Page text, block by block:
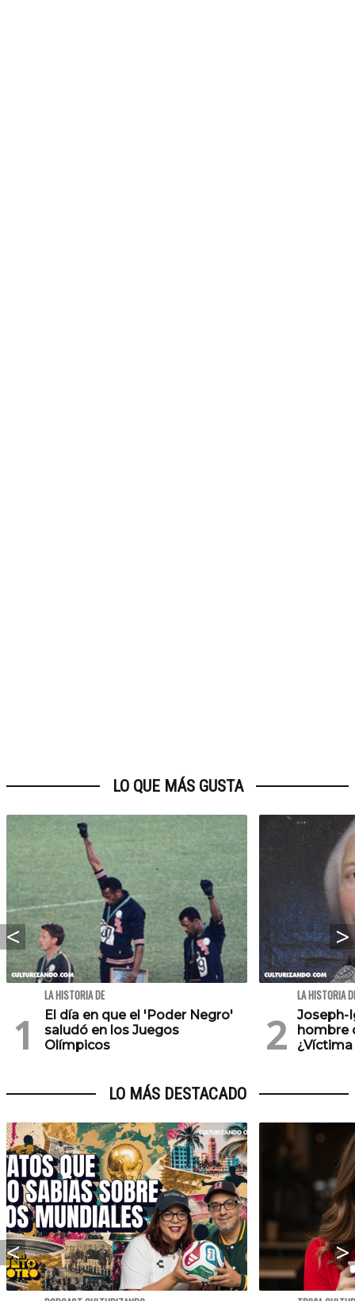
LO QUE MÁS GUSTA
LA HISTORIA DE
El día en que el 'Poder Negro'
saludó en los Juegos
Olímpicos
LA HISTORIA
Joseph-
hombre
LO MÁS DESTACADO